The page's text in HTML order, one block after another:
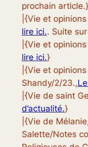
prochain article.}
|{Vie et
lire ici.. Suite
|{Vie et
lire ici.}
|{Vie et
Shandy/2/23.,
|{Vie de saint
d’actualité.}
|{Vie de
Salette/Notes